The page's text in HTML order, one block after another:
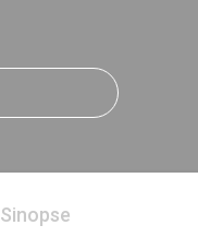
Sinopse